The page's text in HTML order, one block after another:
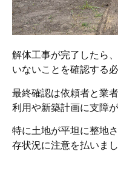
解体工事が完了したら
いないことを確認する
最終確認は依頼者と業
利用や新築計画に支障
特に土地が平坦に整地
存状況に注意を払いまし